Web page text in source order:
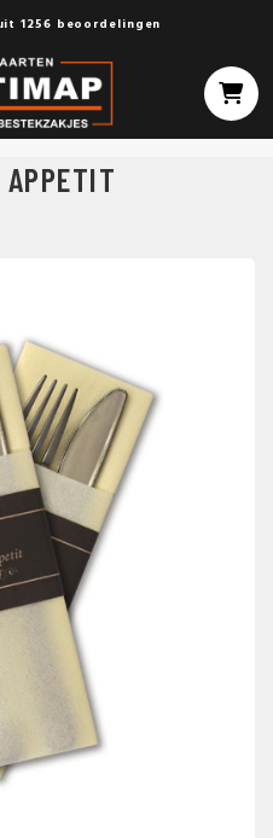
1256 beoordelingen
APPETIT